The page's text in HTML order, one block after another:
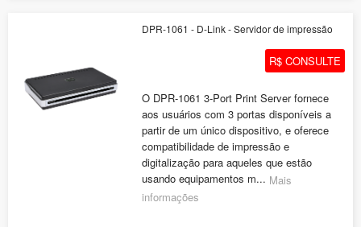
DPR-1061 - D-Link - Servidor de impressão
R$ CONSULTE
O DPR-1061 3-Port Print Server fornece
aos usuários com 3 portas disponíveis a
partir de um único dispositivo, e oferece
compatibilidade de impressão e
digitalização para aqueles que estão
usando equipamentos m... Mais
informações